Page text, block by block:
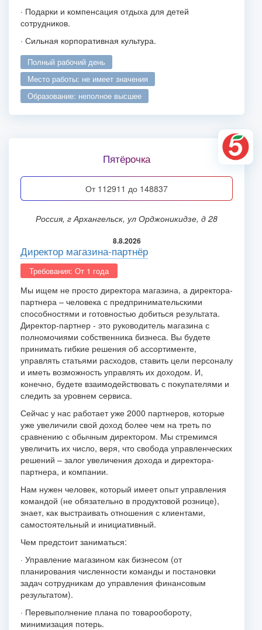
· Подарки и компенсация отдыха для детей
сотрудников.
· Сильная корпоративная культура.
полный рабочий день
место работы: не имеет значения
образование: неполное высшее
Пятёрочка
от 112911 до 148837
Россия, г Архангельск, ул Орджоникидзе, д 28
8.8.2026
Директор магазина-партнёр
Требования: От 1 года
Мы ищем не просто директора магазина, а директора-
партнера – человека с предпринимательскими
способностями и готовностью добиться результата.
Директор-партнер - это руководитель магазина с
полномочиями собственника бизнеса. Вы будете
принимать гибкие решения об ассортименте,
управлять статьями расходов, ставить цели персоналу
и иметь возможность управлять их доходом. И,
конечно, будете взаимодействовать с покупателями и
следить за уровнем сервиса.
Сейчас у нас работает уже 2000 партнеров, которые
уже увеличили свой доход более чем на треть по
сравнению с обычным директором. Мы стремимся
увеличить их число, веря, что свобода управленческих
решений – залог увеличения дохода и директора-
партнера, и компании.
Нам нужен человек, который имеет опыт управления
командой (не обязательно в продуктовой рознице),
знает, как выстраивать отношения с клиентами,
самостоятельный и инициативный.
Чем предстоит заниматься:
· Управление магазином как бизнесом (от
планирования численности команды и постановки
задач сотрудникам до управления финансовым
результатом).
· Перевыполнение плана по товарообороту,
минимизация потерь.